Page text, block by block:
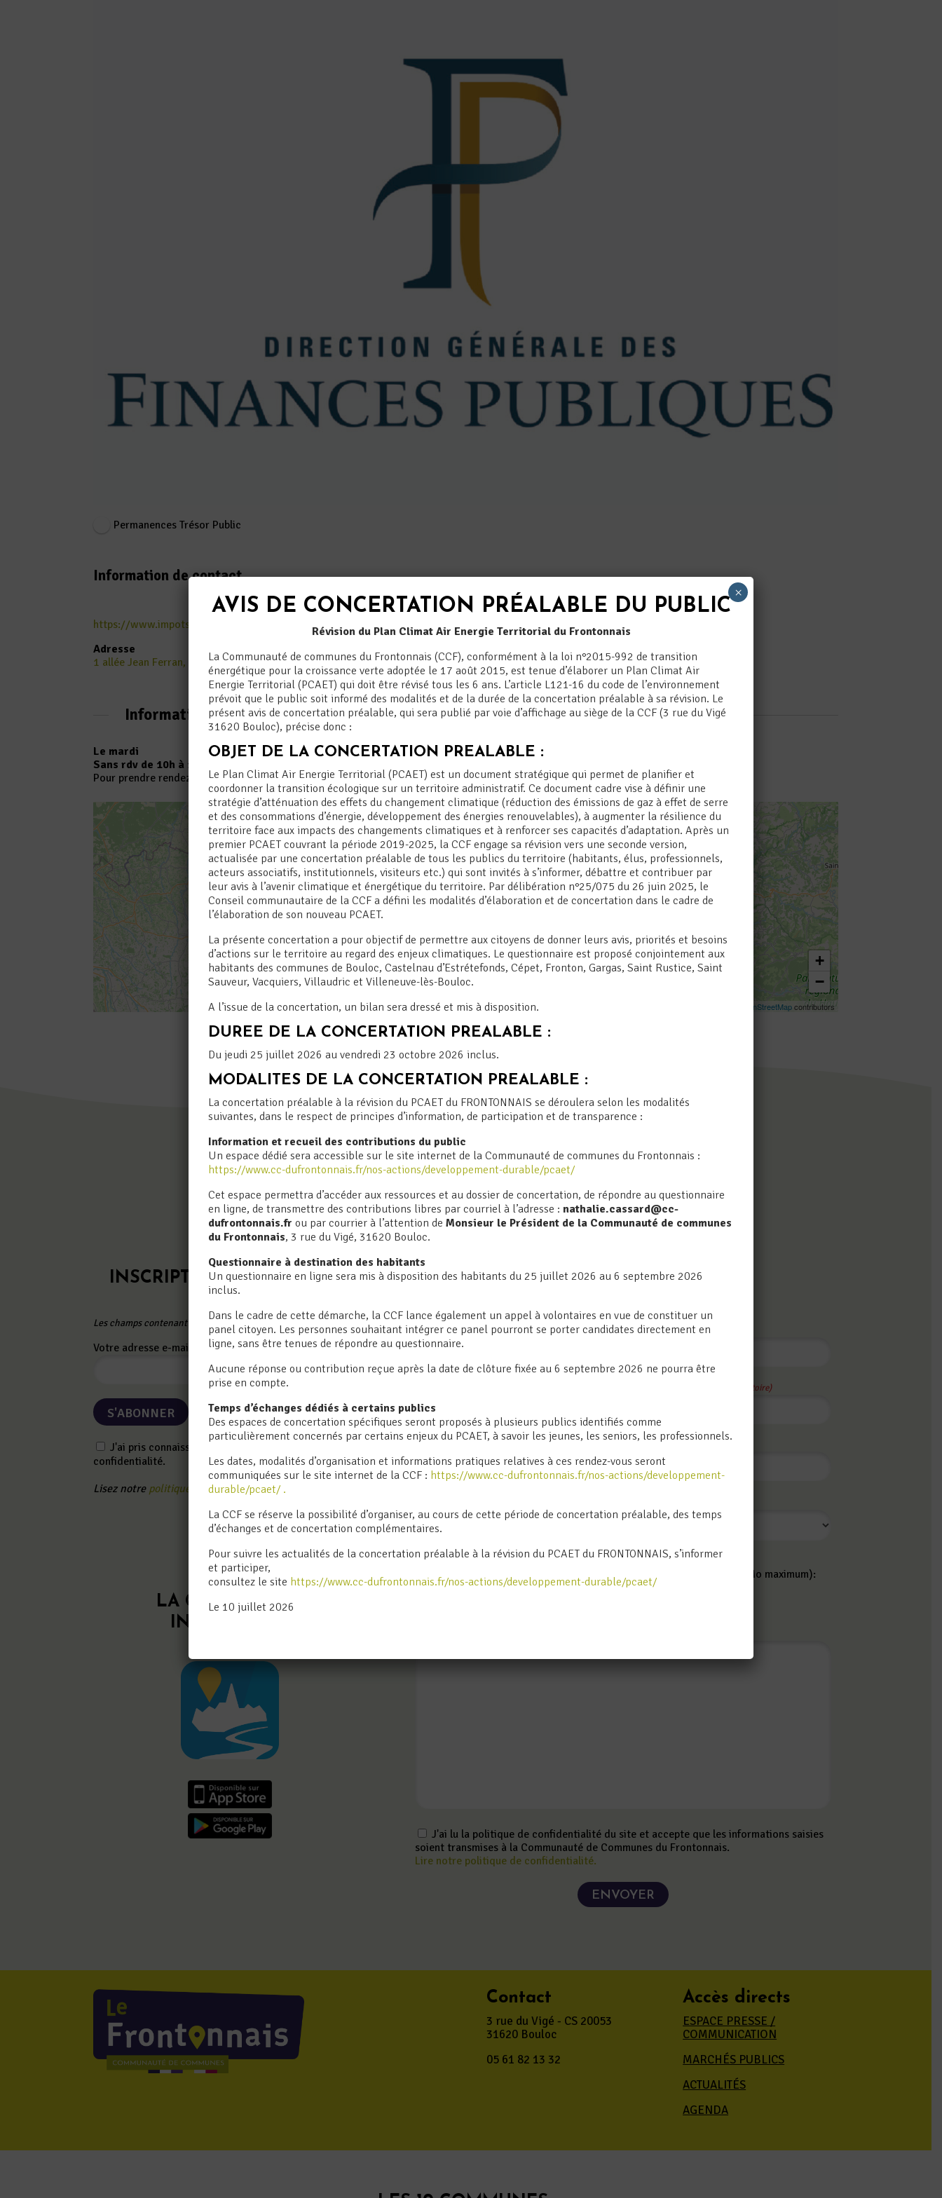
Permanences Trésor Public
Information de contact
https://www.impots.gouv.fr/accueil
Adresse
1 allée Jean Ferran, 31620, Fronton (31)
Informations détaillées
Le mardi
Sans rdv de 10h à 12h30 et
Pour prendre rendez-vous, connectez-vous à votre espace particulier sur impots.gouv.fr
+
−
OpenStreetMapcontributors
GARDONS
LE CONTACT
INSCRIPTION NEWSLETTER
Les champs contenant un * sont obligatoires
Votre adresse e-mail
J'ai pris connaissance de la politique de
confidentialité.
Lisez notre politique de confidentialité.
FacebookLinkedIn
LA CCF EST SUR
INTRAMUROS
UNE QUESTION ?
Nom(obligatoire) Prénom(obligatoire)
(obligatoire)
Adresse mail Numéro de téléphone
Joindre un document à votre message (format pdf, jpg, jpeg ou png. 3Mo maximum):
J'ai lu la politique de confidentialité du site et accepte que les informations saisies
soient transmises à la Communauté de Communes du Frontonnais.
Lire notre politique de confidentialité.
Contact
3 rue du Vigé - CS 20053
31620 Bouloc
05 61 82 13 32
Accès directs
ESPACE PRESSE /
COMMUNICATION
MARCHÉS PUBLICS
ACTUALITÉS
AGENDA
AVIS DE CONCERTATION PRÉALABLE DU PUBLIC
Révision du Plan Climat Air Energie Territorial du Frontonnais
La Communauté de communes du Frontonnais (CCF), conformément à la loi n°2015-992 de transition
énergétique pour la croissance verte adoptée le 17 août 2015, est tenue d’élaborer un Plan Climat Air
Energie Territorial (PCAET) qui doit être révisé tous les 6 ans. L’article L121-16 du code de l’environnement
prévoit que le public soit informé des modalités et de la durée de la concertation préalable à sa révision. Le
présent avis de concertation préalable, qui sera publié par voie d’affichage au siège de la CCF (3 rue du Vigé
31620 Bouloc), précise donc :
OBJET DE LA CONCERTATION PREALABLE :
Le Plan Climat Air Energie Territorial (PCAET) est un document stratégique qui permet de planifier et
coordonner la transition écologique sur un territoire administratif. Ce document cadre vise à définir une
stratégie d’atténuation des effets du changement climatique (réduction des émissions de gaz à effet de serre
et des consommations d’énergie, développement des énergies renouvelables), à augmenter la résilience du
territoire face aux impacts des changements climatiques et à renforcer ses capacités d’adaptation. Après un
premier PCAET couvrant la période 2019-2025, la CCF engage sa révision vers une seconde version,
actualisée par une concertation préalable de tous les publics du territoire (habitants, élus, professionnels,
acteurs associatifs, institutionnels, visiteurs etc.) qui sont invités à s’informer, débattre et contribuer par
leur avis à l’avenir climatique et énergétique du territoire. Par délibération n°25/075 du 26 juin 2025, le
Conseil communautaire de la CCF a défini les modalités d’élaboration et de concertation dans le cadre de
l’élaboration de son nouveau PCAET.
La présente concertation a pour objectif de permettre aux citoyens de donner leurs avis, priorités et besoins
d’actions sur le territoire au regard des enjeux climatiques. Le questionnaire est proposé conjointement aux
habitants des communes de Bouloc, Castelnau d’Estrétefonds, Cépet, Fronton, Gargas, Saint Rustice, Saint
Sauveur, Vacquiers, Villaudric et Villeneuve-lès-Bouloc.
A l’issue de la concertation, un bilan sera dressé et mis à disposition.
DUREE DE LA CONCERTATION PREALABLE :
Du jeudi 25 juillet 2026 au vendredi 23 octobre 2026 inclus.
MODALITES DE LA CONCERTATION PREALABLE :
La concertation préalable à la révision du PCAET du FRONTONNAIS se déroulera selon les modalités
suivantes, dans le respect de principes d’information, de participation et de transparence :
Information et recueil des contributions du public
Un espace dédié sera accessible sur le site internet de la Communauté de communes du Frontonnais :
https://www.cc-dufrontonnais.fr/nos-actions/developpement-durable/pcaet/
Cet espace permettra d’accéder aux ressources et au dossier de concertation, de répondre au questionnaire
en ligne, de transmettre des contributions libres par courriel à l’adresse : nathalie.cassard@cc-
dufrontonnais.fr ou par courrier à l’attention de Monsieur le Président de la Communauté de communes
du Frontonnais, 3 rue du Vigé, 31620 Bouloc.
Questionnaire à destination des habitants
Un questionnaire en ligne sera mis à disposition des habitants du 25 juillet 2026 au 6 septembre 2026
inclus.
Dans le cadre de cette démarche, la CCF lance également un appel à volontaires en vue de constituer un
panel citoyen. Les personnes souhaitant intégrer ce panel pourront se porter candidates directement en
ligne, sans être tenues de répondre au questionnaire.
Aucune réponse ou contribution reçue après la date de clôture fixée au 6 septembre 2026 ne pourra être
prise en compte.
Temps d’échanges dédiés à certains publics
Des espaces de concertation spécifiques seront proposés à plusieurs publics identifiés comme
particulièrement concernés par certains enjeux du PCAET, à savoir les jeunes, les seniors, les professionnels.
Les dates, modalités d’organisation et informations pratiques relatives à ces rendez-vous seront
communiquées sur le site internet de la CCF : https://www.cc-dufrontonnais.fr/nos-actions/developpement-
durable/pcaet/ .
La CCF se réserve la possibilité d’organiser, au cours de cette période de concertation préalable, des temps
d’échanges et de concertation complémentaires.
Pour suivre les actualités de la concertation préalable à la révision du PCAET du FRONTONNAIS, s’informer
et participer,
consultez le site https://www.cc-dufrontonnais.fr/nos-actions/developpement-durable/pcaet/
Le 10 juillet 2026
×